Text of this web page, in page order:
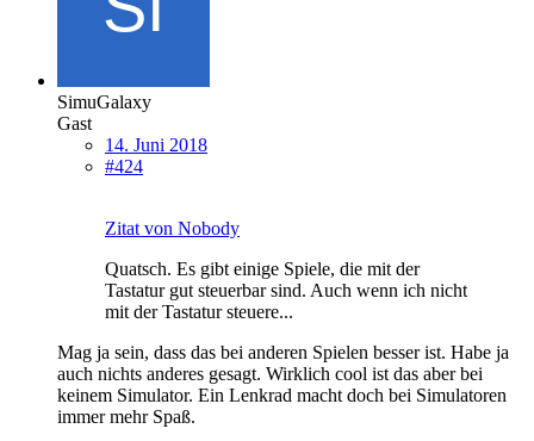
SimuGalaxy
Gast
14. Juni 2018
#424
Zitat von Nobody
Quatsch. Es gibt einige Spiele, die mit der
Tastatur gut steuerbar sind. Auch wenn ich nicht
mit der Tastatur steuere...
Mag ja sein, dass das bei anderen Spielen besser ist. Habe ja
auch nichts anderes gesagt. Wirklich cool ist das aber bei
keinem Simulator. Ein Lenkrad macht doch bei Simulatoren
immer mehr Spaß.